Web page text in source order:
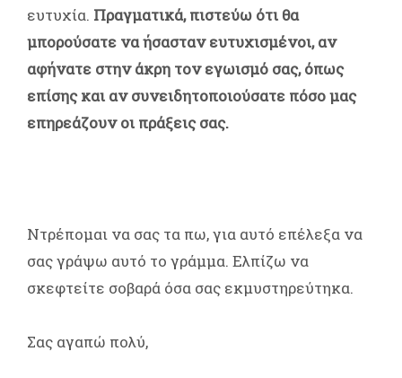
ευτυχία. Πραγματικά, πιστεύω ότι θα
μπορούσατε να ήσασταν ευτυχισμένοι, αν
αφήνατε στην άκρη τον εγωισμό σας, όπως
επίσης και αν συνειδητοποιούσατε πόσο μας
επηρεάζουν οι πράξεις σας.
Ντρέπομαι να σας τα πω, για αυτό επέλεξα να
σας γράψω αυτό το γράμμα. Ελπίζω να
σκεφτείτε σοβαρά όσα σας εκμυστηρεύτηκα.
Σας αγαπώ πολύ,